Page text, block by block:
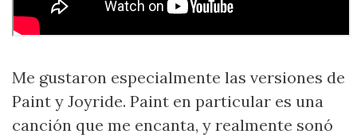
Me gustaron especialmente las versiones de
Paint y Joyride. Paint en particular es una
canción que me encanta, y realmente sonó